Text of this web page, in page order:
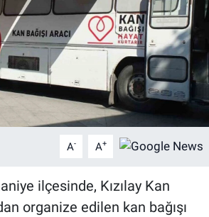
A- A+
ilçesinde, Kızılay Kan
organize edilen kan bağışı